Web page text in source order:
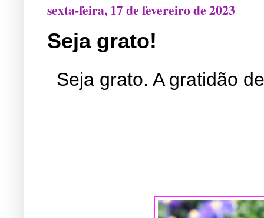
sexta-feira, 17 de fevereiro de 2023
Seja grato!
Seja grato. A gratidão